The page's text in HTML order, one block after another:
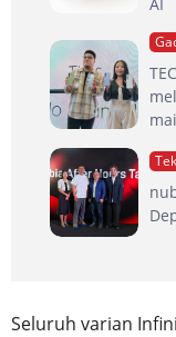
Tek
Seluruh varian